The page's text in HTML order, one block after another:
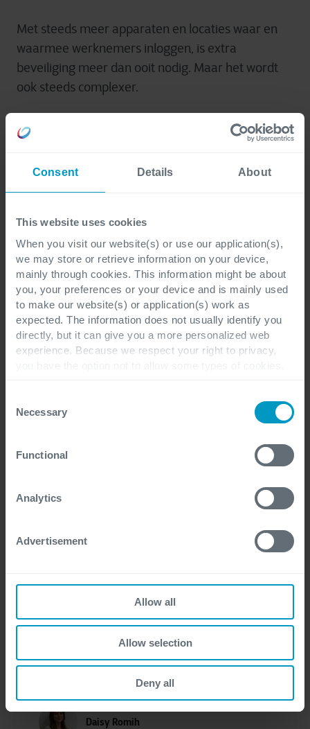
Consent Details About
This website uses cookies
When you visit our website(s) or use our application(s),
we may store or retrieve information on your device,
mainly through cookies. This information might be about
you, your preferences or your device and is mainly used
to make our website(s) or application(s) work as
expected. The information does not usually identify you
directly, but it can give you a more personalized web
experience. Because we respect your right to privacy,
you disable certain cookies, you should be aware that
certain website or application elements may be impacted
and interfere with your experience of the website and the
services we are able to offer.
Selection
Necessary
Functional
Analytics
Advertisement
Allow all
Allow selection
Deny all
Met steeds meer apparaten en locaties waar en
waarmee werknemers inloggen, is extra
beveiliging meer dan ooit nodig. Maar het wordt
ook steeds complexer.
: Toegang tot systemen en
gegevens wordt alleen verleend na verificatie van
Bewustzijnstraining: Werknemers worden vaker
getraind om phishing, social engineering en andere
Versleuteling en endpoint-beveiliging
Geavanceerde versleutelingstechnologieën en
beveiliging van eindgebruikersapparaten worden
gemeengoed.
Conclusie
automatisering en naadloze samenwerking van de
omarmen, zullen niet alleen productiever, maar
ook aantrekkelijker voor talent zijn. De toekomst
voortdurend in beweging.
Benieuwd hoe jouw organisatie deze trends kan
samen te bouwen aan jouw digitale
Daisy Romih